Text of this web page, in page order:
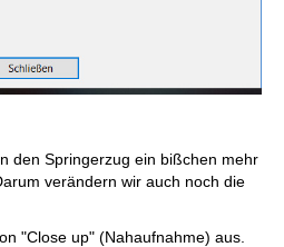
den Springerzug ein bißchen mehr
verändern wir auch noch die
"Close up" (Nahaufnahme) aus.